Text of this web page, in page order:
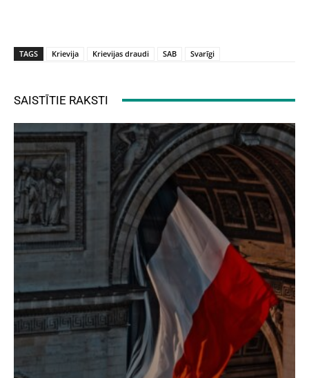
TAGS Krievija Krievijas draudi SAB Svarīgi
SAISTĪTIE RAKSTI